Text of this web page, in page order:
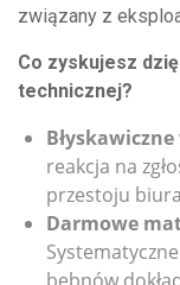
związany z
Co zyskujesz
technicznej?
reakcja na
przestoju
Darmowe